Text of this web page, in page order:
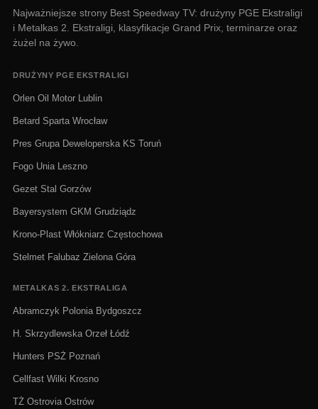
Najważniejsze strony Best Speedway TV: drużyny PGE Ekstraligi
i Metalkas 2. Ekstraligi, klasyfikacje Grand Prix, terminarze oraz
żużel na żywo.
DRUŻYNY PGE EKSTRALIGI
Orlen Oil Motor Lublin
Betard Sparta Wrocław
Pres Grupa Deweloperska KS Toruń
Fogo Unia Leszno
Gezet Stal Gorzów
Bayersystem GKM Grudziądz
Krono-Plast Włókniarz Częstochowa
Stelmet Falubaz Zielona Góra
METALKAS 2. EKSTRALIGA
Abramczyk Polonia Bydgoszcz
H. Skrzydlewska Orzeł Łódź
Hunters PSŻ Poznań
Cellfast Wilki Krosno
TŻ Ostrovia Ostrów